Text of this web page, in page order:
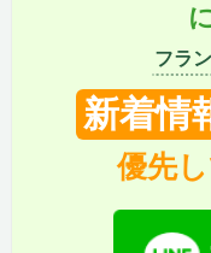
フラ
新着情
優先